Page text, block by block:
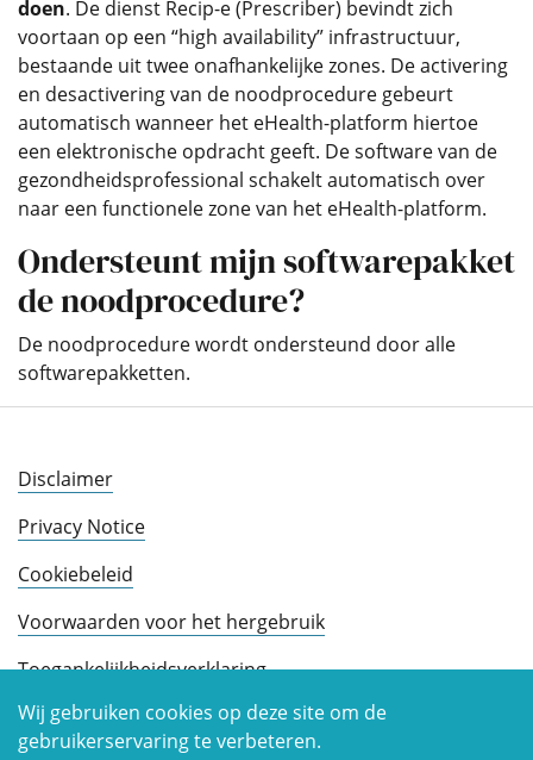
Wij gebruiken cookies op deze site om de
gebruikerservaring te verbeteren.
doen. De dienst Recip-e (Prescriber) bevindt zich
voortaan op een “high availability” infrastructuur,
bestaande uit twee onafhankelijke zones. De activering
en desactivering van de noodprocedure gebeurt
automatisch wanneer het eHealth-platform hiertoe
een elektronische opdracht geeft. De software van de
gezondheidsprofessional schakelt automatisch over
naar een functionele zone van het eHealth-platform.
Ondersteunt mijn softwarepakket
de noodprocedure?
De noodprocedure wordt ondersteund door alle
softwarepakketten.
Disclaimer
Privacy Notice
Cookiebeleid
Voorwaarden voor het hergebruik
Toegankelijkheidsverklaring